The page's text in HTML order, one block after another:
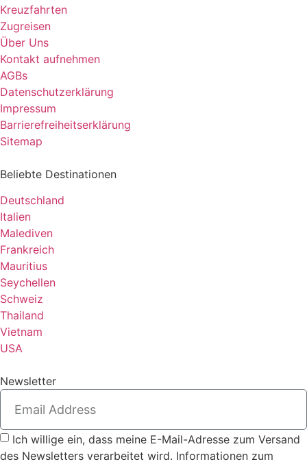
Kreuzfahrten
Zugreisen
Über Uns
Kontakt aufnehmen
AGBs
Datenschutzerklärung
Impressum
Barrierefreiheitserklärung
Sitemap
Beliebte Destinationen
Deutschland
Italien
Malediven
Frankreich
Mauritius
Seychellen
Schweiz
Thailand
Vietnam
USA
Newsletter
Ich willige ein, dass meine E-Mail-Adresse zum Versand
des Newsletters verarbeitet wird. Informationen zum